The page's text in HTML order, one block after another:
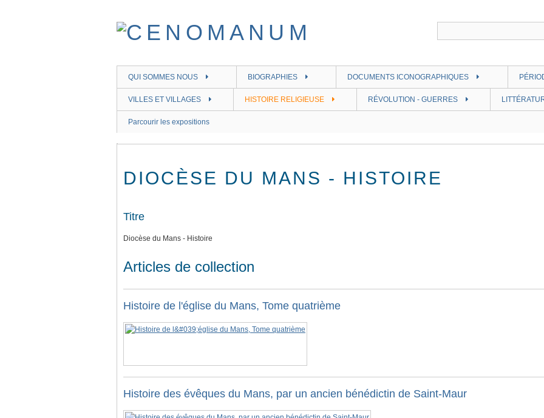
QUI SOMMES NOUS BIOGRAPHIES DOCUMENTS ICONOGRAPHIQUES
VILLES ET VILLAGES HISTOIRE RELIGIEUSE RÉVOLUTION - GUERRES
Parcourir les expositions
DIOCÈSE DU MANS - HISTOIRE
Titre
Diocèse du Mans - Histoire
Articles de collection
Histoire de l'église du Mans, Tome quatrième
Histoire des évêques du Mans, par un ancien bénédictin de Saint-Maur